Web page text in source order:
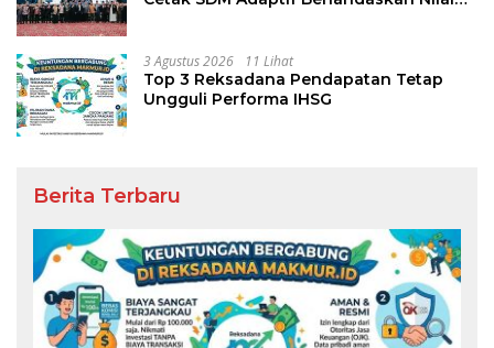
3 Agustus 2026 11 Lihat
Top 3 Reksadana Pendapatan Tetap
Ungguli Performa IHSG
Berita Terbaru